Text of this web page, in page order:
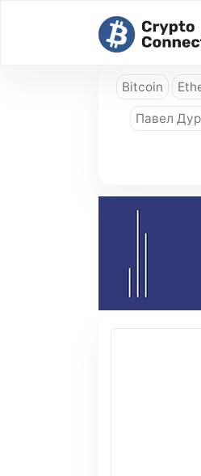
Bitcoin
Павел